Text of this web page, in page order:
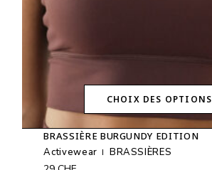
CHOIX DES OPTIONS
Ce
produit
a
plusieurs
BRASSIÈRE BURGUNDY EDITION
Activewear
BRASSIÈRES